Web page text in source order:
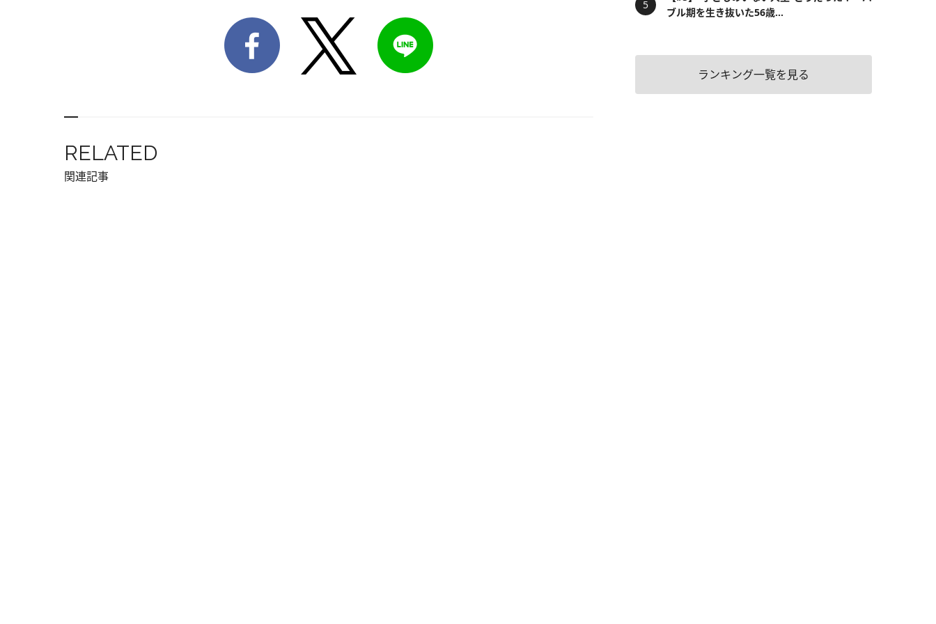
RELATED
関連記事
ブル期を生き抜いた56歳...
ランキング一覧を見る